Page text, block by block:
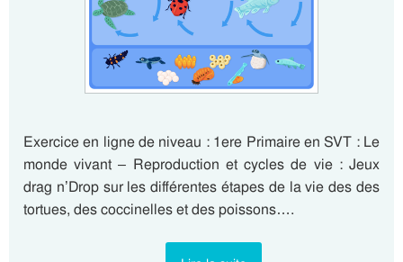
Exercice en ligne de niveau : 1ere Primaire en SVT : Le
monde vivant – Reproduction et cycles de vie : Jeux
drag n’Drop sur les différentes étapes de la vie des des
tortues, des coccinelles et des poissons….